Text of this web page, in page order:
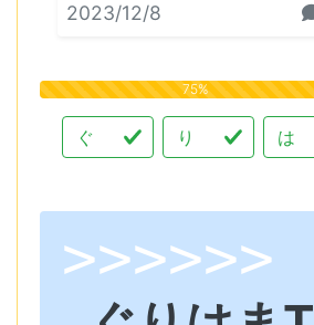
2023/12/8
75%
ぐ り は
>>>>>>